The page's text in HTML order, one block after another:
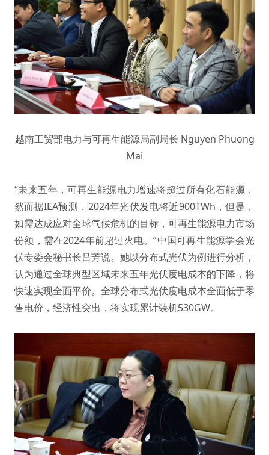
越南工贸部电力与可再生能源局副局长 Nguyen Phuong
Mai
“未来五年，可再生能源电力增速将超过所有化石能源，
然而据IEA预测，2024年光伏发电将近900TWh，但是，
如需达成应对全球气候危机的目标，可再生能源电力市场
份额，需在2024年前超过火电。”中国可再生能源学会光
伏专委会秘书长吕芳说。她以分布式光伏为例进行分析，
认为通过全球典型区域未来五年光伏度电成本的下降，将
快速实现全面平价。全球分布式光伏度电成本全面低于零
售电价，经济性突出，将实现累计装机530GW。